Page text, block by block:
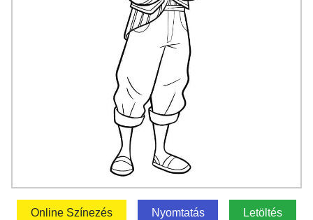
Online Színezés Nyomtatás Letöltés